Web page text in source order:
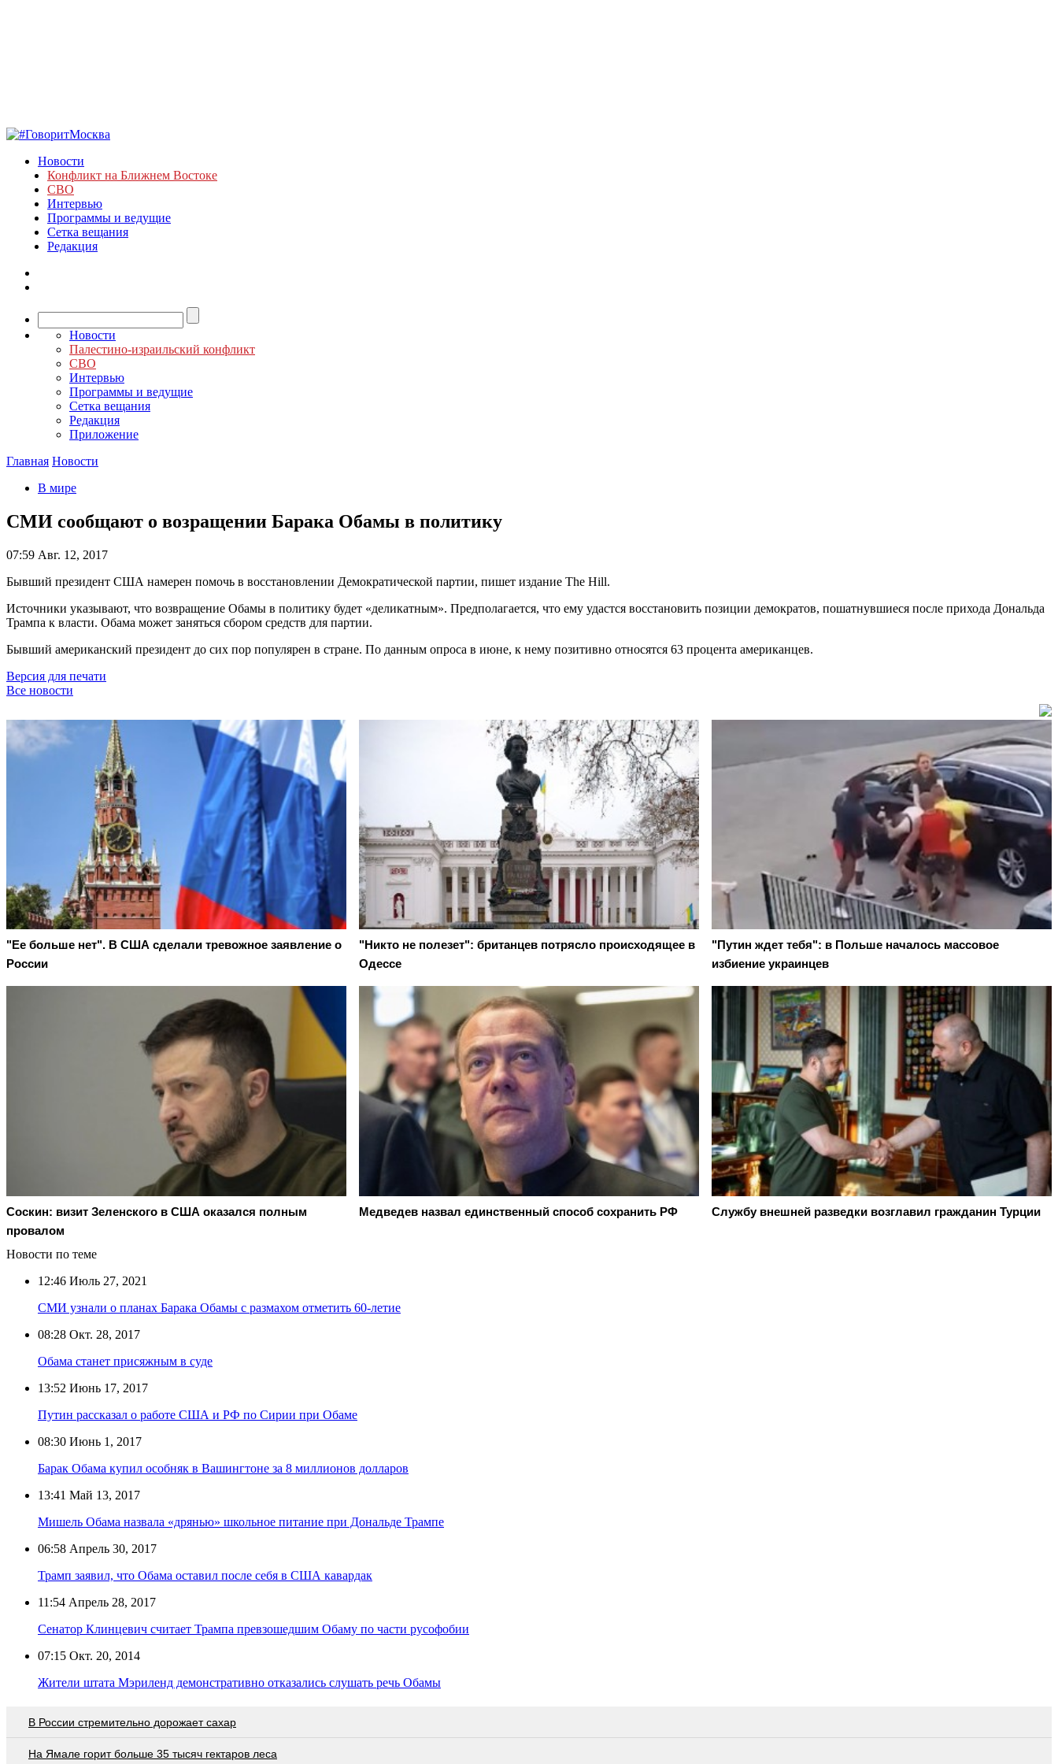
Новости
Конфликт на Ближнем Востоке
СВО
Интервью
Программы и ведущие
Сетка вещания
Редакция
Новости
Палестино-израильский конфликт
СВО
Интервью
Программы и ведущие
Сетка вещания
Редакция
Приложение
Главная Новости
В мире
СМИ сообщают о возращении Барака Обамы в политику
07:59 Авг. 12, 2017
Бывший президент США намерен помочь в восстановлении Демократической партии, пишет издание The Hill.
Источники указывают, что возвращение Обамы в политику будет «деликатным». Предполагается, что ему удастся восстановить позиции демократов, пошатнувшиеся после прихода Дональда
Трампа к власти. Обама может заняться сбором средств для партии.
Бывший американский президент до сих пор популярен в стране. По данным опроса в июне, к нему позитивно относятся 63 процента американцев.
Версия для печати
Все новости
"Ее больше нет". В США сделали тревожное заявление о
России
"Никто не полезет": британцев потрясло происходящее в
Одессе
"Путин ждет тебя": в Польше началось массовое
избиение украинцев
Соскин: визит Зеленского в США оказался полным
провалом
Медведев назвал единственный способ сохранить РФ Службу внешней разведки возглавил гражданин Турции
Новости по теме
12:46 Июль 27, 2021
СМИ узнали о планах Барака Обамы с размахом отметить 60-летие
08:28 Окт. 28, 2017
Обама станет присяжным в суде
13:52 Июнь 17, 2017
Путин рассказал о работе США и РФ по Сирии при Обаме
08:30 Июнь 1, 2017
Барак Обама купил особняк в Вашингтоне за 8 миллионов долларов
13:41 Май 13, 2017
Мишель Обама назвала «дрянью» школьное питание при Дональде Трампе
06:58 Апрель 30, 2017
Трамп заявил, что Обама оставил после себя в США кавардак
11:54 Апрель 28, 2017
Сенатор Клинцевич считает Трампа превзошедшим Обаму по части русофобии
07:15 Окт. 20, 2014
Жители штата Мэриленд демонстративно отказались слушать речь Обамы
В России стремительно дорожает сахар
На Ямале горит больше 35 тысяч гектаров леса